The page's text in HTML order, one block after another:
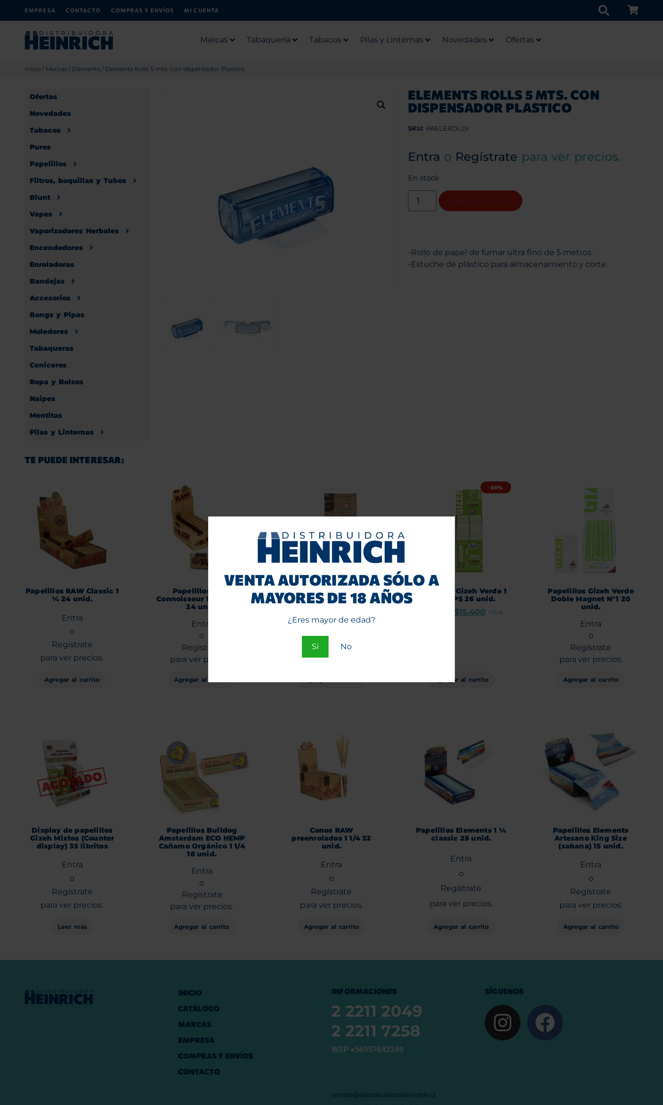
VENTA AUTORIZADA SÓLO A
MAYORES DE 18 AÑOS
¿Eres mayor de edad?
Si No
EMPRESA CONTACTO COMPRAS Y ENVÍOS MI CUENTA
Marcas Tabaquería Tabacos Pilas y Linternas Novedades Ofertas
Inicio / Marcas / Elements / Elements Rolls 5 mts. con dispensador Plastico
Ofertas
Novedades
Tabacos
Puros
Papelillos
Filtros, boquillas y Tubos
Blunt
Vapes
Vaporizadores Herbales
Encendedores
Enroladoras
Bandejas
Accesorios
Bongs y Pipas
Moledores
Tabaqueras
Ceniceros
Ropa y Bolsos
Naipes
Mentitas
Pilas y Linternas
ELEMENTS ROLLS 5 MTS. CON
DISPENSADOR PLASTICO
SKU: PAELEROLDI
Entra o Regístrate para ver precios.
En stock
-Rollo de papel de fumar ultra fino de 5 metros.
-Estuche de plástico para almacenamiento y corte.
TE PUEDE INTERESAR:
Papelillos RAW Classic 1
¼ 24 unid.
Entra
o
Regístrate
para ver precios.
Agregar al carrito
Papelillos RAW
Connoisseur 1 1/4 + TIPS
24 unid.
Entra
o
Regístrate
para ver precios.
Agregar al carrito
Papelillos Gizeh Brown 1
¼ 25 unid.
Entra
Regístrate
para ver precios.
-30%
Papelillos Gizeh Verde 1
1/4 + TIPS 26 unid.
$15.400 +IVA
Agregar al carrito
Papelillos Gizeh Verde
Doble Magnet N°1 20
unid.
Entra
o
Regístrate
para ver precios.
Agregar al carrito
Display de papelillos
Gizeh Mixtos (Counter
display) 35 libritos
Entra
o
Regístrate
para ver precios.
Leer más
Papelillos Bulldog
Amsterdam ECO HEMP
Cañamo Orgánico 1 1/4
18 unid.
Entra
o
Regístrate
para ver precios.
Agregar al carrito
Conos RAW
preenrolados 1 1/4 32
unid.
Entra
o
Regístrate
para ver precios.
Agregar al carrito
Papelillos Elements 1 ¼
classic 25 unid.
Entra
o
Regístrate
para ver precios.
Agregar al carrito
Papelillos Elements
Artesano King Size
(sabana) 15 unid.
Entra
o
Regístrate
para ver precios.
Agregar al carrito
INICIO
CATÁLOGO
MARCAS
EMPRESA
COMPRAS Y ENVÍOS
CONTACTO
INFORMACIONES
2 2211 2049
2 2211 7258
WSP +56957642249
ventas@distribuidoraheinrich.cl
SÍGUENOS